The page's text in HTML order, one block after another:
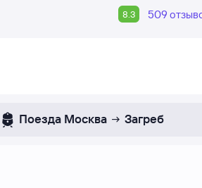
8.3 509
Поезда Москва Загреб